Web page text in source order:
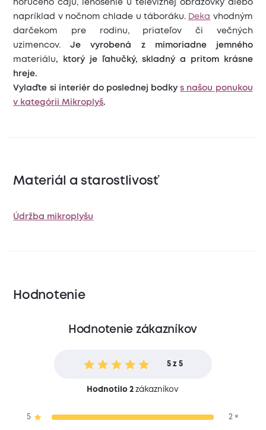
horúceho čaju, leňošenie u televíznej obrazovky alebo
napríklad v nočnom chlade u táboráku. Deka vhodným
darčekom pre rodinu, priateľov či večných
uzimencov.Je vyrobená z mimoriadne jemného
materiálu, ktorý je ľahučký, skladný a pritom krásne
hreje.
Vylaďte si interiér do poslednej bodkys našou ponukou
v kategórii Mikroplyš.
Materiál a starostlivosť
Údržba mikroplyšu
Hodnotenie
Hodnotenie zákazníkov
5 z 5
Hodnotilo 2 zákazníkov
5 2 ×